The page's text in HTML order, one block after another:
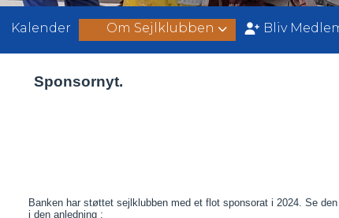
Kalender Om Sejlklubben Bliv
Sponsornyt.
Banken har støttet sejlklubben med et flot sponsorat i 2024. Se
i den anledning :